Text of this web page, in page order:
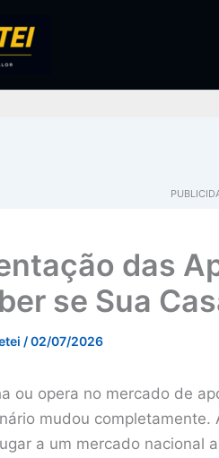
das
se Sua
/02/07/2026
ou opera no mercado de
mudou
a um mercado nacional